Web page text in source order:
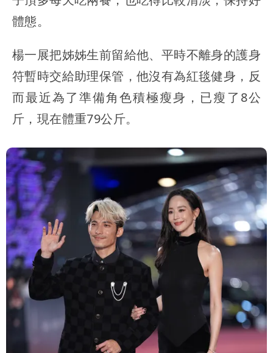
體態。
楊一展把姊姊生前留給他、平時不離身的護身
符暫時交給助理保管，他沒有為紅毯健身，反
而最近為了準備角色積極瘦身，已瘦了8公
斤，現在體重79公斤。